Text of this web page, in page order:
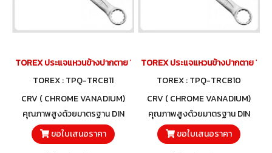
TOREX ประแจแหวนข้างปากตาย 11 มม.
TOREX : TPQ-TRCB11
CRV ( CHROME VANADIUM)
คุณภาพสูงด้วยมาตรฐาน DIN
3113 และวัสดุโครมวานาเดียม
ขอใบเสนอราคา
TOREX ประแจแหวนข้างปากตาย 10
TOREX : TPQ-TRCB10
CRV ( CHROME VANADIUM)
คุณภาพสูงด้วยมาตรฐาน DIN
3113 และวัสดุโครมวานาเดียม
ขอใบเสนอราคา